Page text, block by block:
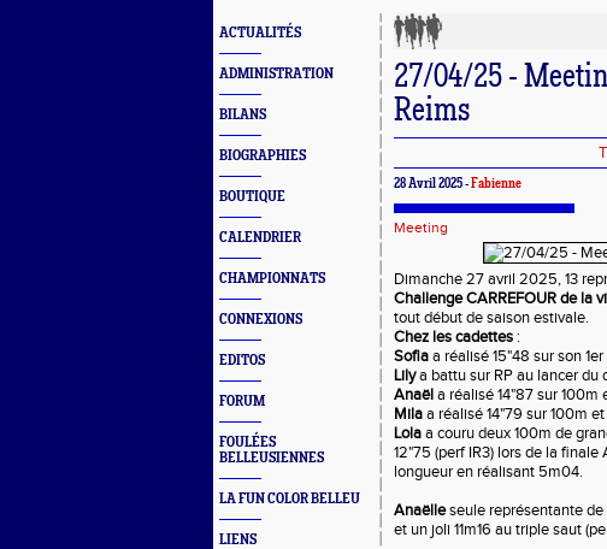
ACTUALITÉS
ADMINISTRATION
BILANS
BIOGRAPHIES
BOUTIQUE
CALENDRIER
CHAMPIONNATS
CONNEXIONS
EDITOS
FORUM
FOULÉES
BELLEUSIENNES
LA FUN COLOR BELLEU
LIENS
27/04/25 -
Reims
28 Avril 2025 -Fabienne
Meeting
Dimanche 27 avril 2025, 13
Challenge CARREFOUR de la
tout début de saison estivale.
Chez les cadettes :
Sofiaa réalisé 15"48 sur son
Lilya battu sur RP au lancer
Anaëla réalisé 14"87 sur
Milaa réalisé 14"79 sur 100m
Lolaa couru deux 100m de
12"75 (perf IR3) lors de la
longueur en réalisant 5m04.
Anaëlleseule représentante de
et un joli 11m16 au triple saut